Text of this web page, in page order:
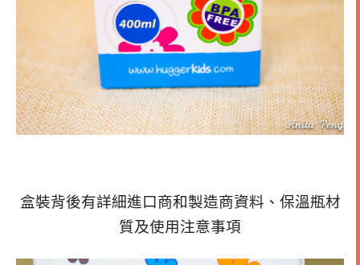
盒裝背後有詳細進口商和製造商資料、保溫瓶材
質及使用注意事項